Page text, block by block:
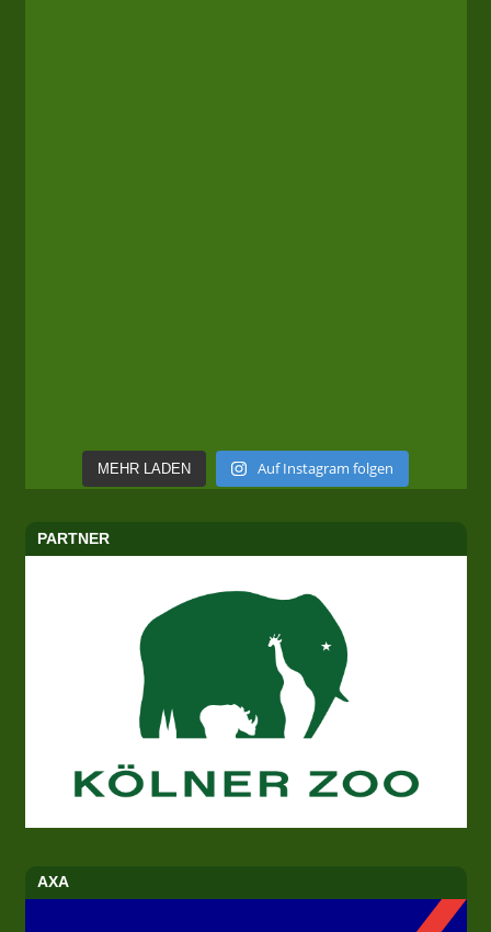
MEHR LADEN Auf Instagram folgen
PARTNER
AXA